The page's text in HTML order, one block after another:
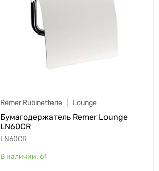
Remer Rubinetterie Lounge
Бумагодержатель Remer Lounge
LN60CR
LN60CR
61